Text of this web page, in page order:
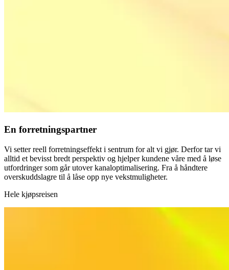
En forretningspartner
Vi setter reell forretningseffekt i sentrum for alt vi gjør. Derfor tar vi
alltid et bevisst bredt perspektiv og hjelper kundene våre med å løse
utfordringer som går utover kanaloptimalisering. Fra å håndtere
overskuddslagre til å låse opp nye vekstmuligheter.
Hele kjøpsreisen